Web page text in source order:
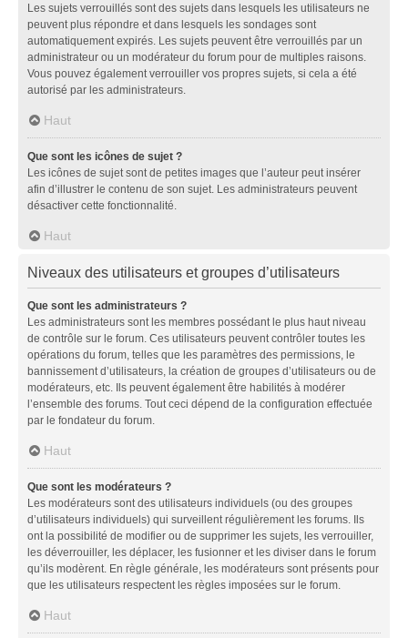
Les sujets verrouillés sont des sujets dans lesquels les utilisateurs ne
peuvent plus répondre et dans lesquels les sondages sont
automatiquement expirés. Les sujets peuvent être verrouillés par un
administrateur ou un modérateur du forum pour de multiples raisons.
Vous pouvez également verrouiller vos propres sujets, si cela a été
autorisé par les administrateurs.
Haut
Que sont les icônes de sujet ?
Les icônes de sujet sont de petites images que l’auteur peut insérer
afin d’illustrer le contenu de son sujet. Les administrateurs peuvent
désactiver cette fonctionnalité.
Haut
Niveaux des utilisateurs et groupes d’utilisateurs
Que sont les administrateurs ?
Les administrateurs sont les membres possédant le plus haut niveau
de contrôle sur le forum. Ces utilisateurs peuvent contrôler toutes les
opérations du forum, telles que les paramètres des permissions, le
bannissement d’utilisateurs, la création de groupes d’utilisateurs ou de
modérateurs, etc. Ils peuvent également être habilités à modérer
l’ensemble des forums. Tout ceci dépend de la configuration effectuée
par le fondateur du forum.
Haut
Que sont les modérateurs ?
Les modérateurs sont des utilisateurs individuels (ou des groupes
d’utilisateurs individuels) qui surveillent régulièrement les forums. Ils
ont la possibilité de modifier ou de supprimer les sujets, les verrouiller,
les déverrouiller, les déplacer, les fusionner et les diviser dans le forum
qu’ils modèrent. En règle générale, les modérateurs sont présents pour
que les utilisateurs respectent les règles imposées sur le forum.
Haut